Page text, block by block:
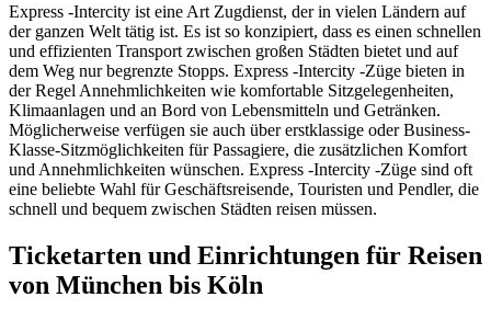
Express -Intercity ist eine Art Zugdienst, der in vielen Ländern auf
der ganzen Welt tätig ist. Es ist so konzipiert, dass es einen schnellen
und effizienten Transport zwischen großen Städten bietet und auf
dem Weg nur begrenzte Stopps. Express -Intercity -Züge bieten in
der Regel Annehmlichkeiten wie komfortable Sitzgelegenheiten,
Klimaanlagen und an Bord von Lebensmitteln und Getränken.
Möglicherweise verfügen sie auch über erstklassige oder Business-
Klasse-Sitzmöglichkeiten für Passagiere, die zusätzlichen Komfort
und Annehmlichkeiten wünschen. Express -Intercity -Züge sind oft
eine beliebte Wahl für Geschäftsreisende, Touristen und Pendler, die
schnell und bequem zwischen Städten reisen müssen.
Ticketarten und Einrichtungen für Reisen
von München bis Köln